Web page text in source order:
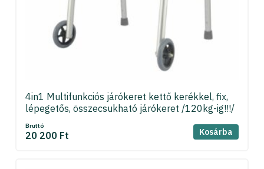
4in1 Multifunkciós járókeret kettő kerékkel, fix,
lépegetős, összecsukható járókeret /120kg-ig!!!/
Bruttó
20 200 Ft Kosárba